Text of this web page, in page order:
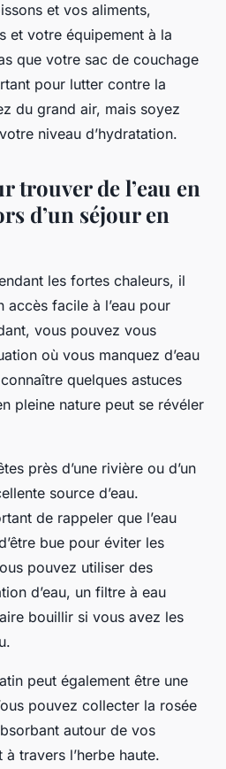
et vos aliments,
et votre équipement à la
que votre sac de couchage
pour lutter contre la
du grand air, mais soyez
niveau d’hydratation.
trouver de l’eau en
d’un séjour en
les fortes chaleurs, il
accès facile à l’eau pour
vous pouvez vous
où vous manquez d’eau
quelques astuces
pleine nature peut se révéler
près d’une rivière ou d’un
source d’eau.
de rappeler que l’eau
bue pour éviter les
pouvez utiliser des
d’eau, un filtre à eau
bouillir si vous avez les
peut également être une
pouvez collecter la rosée
autour de vos
travers l’herbe haute.